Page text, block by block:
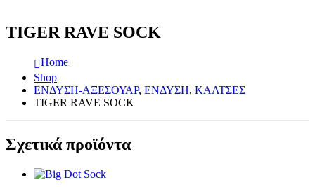
TIGER RAVE SOCK
Home
Shop
ΕΝΔΥΣΗ-ΑΞΕΣΟΥΑΡ, ΕΝΔΥΣΗ, ΚΑΛΤΣΕΣ
TIGER RAVE SOCK
Σχετικά προϊόντα